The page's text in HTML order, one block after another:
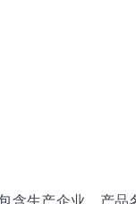
含生产企业、产